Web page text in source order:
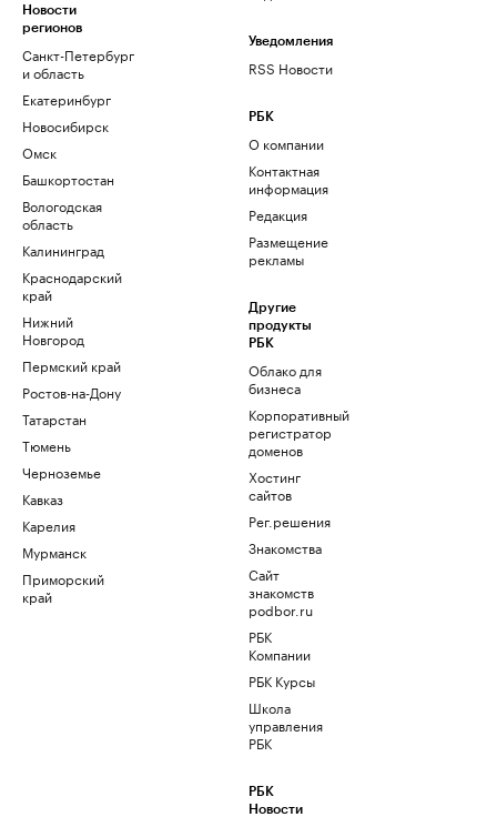
Новости
регионов
Санкт-Петербург
и область
Екатеринбург
Новосибирск
Омск
Башкортостан
Вологодская
область
Калининград
Краснодарский
край
Нижний
Новгород
Пермский край
Ростов-на-Дону
Татарстан
Тюмень
Черноземье
Кавказ
Карелия
Мурманск
Приморский
край
Уведомления
RSS Новости
РБК
О компании
Контактная
информация
Редакция
Размещение
рекламы
Другие
продукты
РБК
Облако для
бизнеса
Корпоративный
регистратор
доменов
Хостинг
сайтов
Рег.решения
Знакомства
Сайт
знакомств
podbor.ru
РБК
Компании
РБК Курсы
Школа
управления
РБК
РБК
Новости